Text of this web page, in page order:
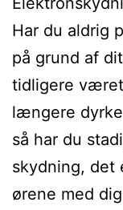
Har du aldrig
på grund af
tidligere
længere
så har du
skydning, det
ørene med